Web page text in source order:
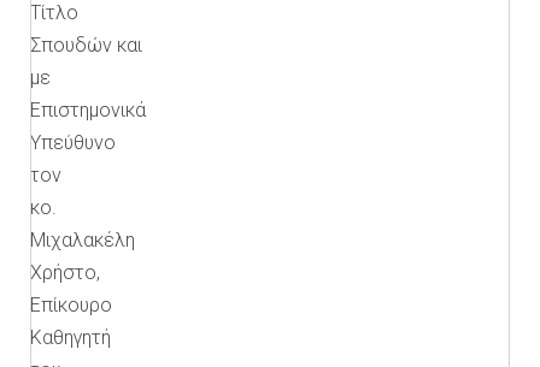
Τίτλο
Σπουδών και
με
Επιστημονικά
Υπεύθυνο
τον
κο.
Μιχαλακέλη
Χρήστο,
Επίκουρο
Καθηγητή